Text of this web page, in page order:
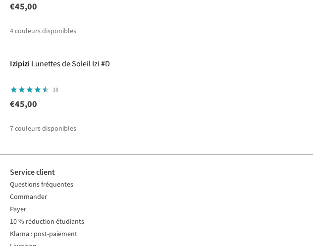
€45,00
4couleurs disponibles
IzipiziLunettes de Soleil Izi #D
38
€45,00
7couleurs disponibles
Service client
Questions fréquentes
Commander
Payer
10 % réduction étudiants
Klarna : post-paiement